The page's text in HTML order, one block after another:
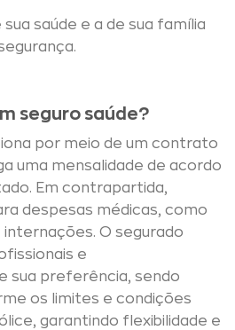
saúde e a de sua família
seguro saúde?
por meio de um contrato
uma mensalidade de acordo
Em contrapartida,
despesas médicas, como
O segurado
e
sua preferência, sendo
os limites e condições
garantindo flexibilidade e